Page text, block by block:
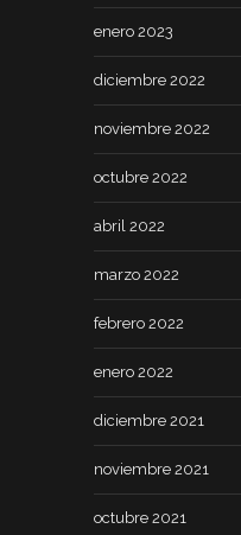
enero 2023
diciembre 2022
noviembre 2022
octubre 2022
abril 2022
marzo 2022
febrero 2022
enero 2022
diciembre 2021
noviembre 2021
octubre 2021